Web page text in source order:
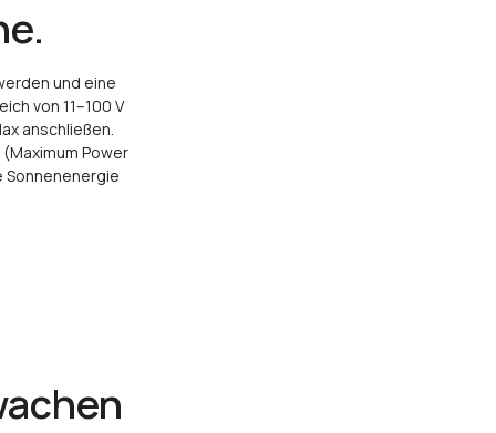
und eine
von 11–100 V
anschließen.
Power
Sonnenenergie